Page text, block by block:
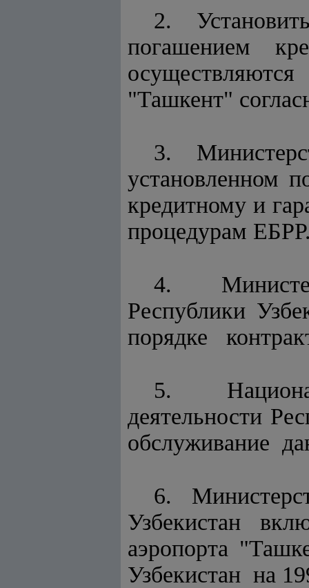
2.
погашением
"Ташкент"
3.
установленном
кредитному и
процедурам
4.
Республики
порядке
5.
деятельности
обслуживание
6.
Узбекистан
аэропорта
Узбекистан на